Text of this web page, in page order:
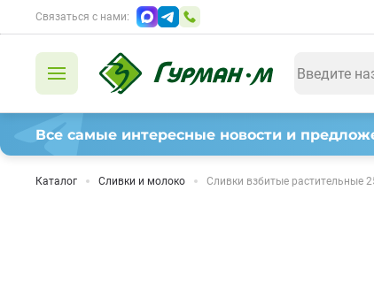
Связаться с нами:
Все самые интересные новости и
Каталог Сливки и молоко Сливки взбитые растительные